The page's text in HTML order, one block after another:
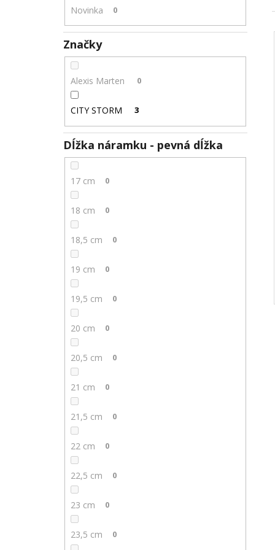
Novinka 0
Značky
Alexis Marten 0
CITY STORM 3
Dĺžka náramku - pevná dĺžka
17 cm 0
18 cm 0
18,5 cm 0
19 cm 0
19,5 cm 0
20 cm 0
20,5 cm 0
21 cm 0
21,5 cm 0
22 cm 0
22,5 cm 0
23 cm 0
23,5 cm 0
ZADARMO
22,87 €